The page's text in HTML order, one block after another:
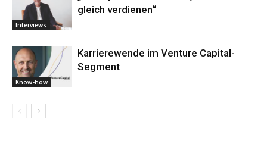
Interviews
gleich verdienen“
Know-how
Karrierewende im Venture Capital-
Segment